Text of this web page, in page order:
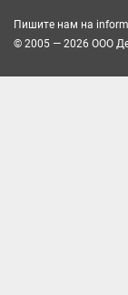
Пишите нам на
© 2005 — 2026 ООО